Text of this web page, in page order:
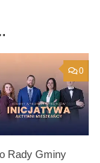
0
Rady Gminy